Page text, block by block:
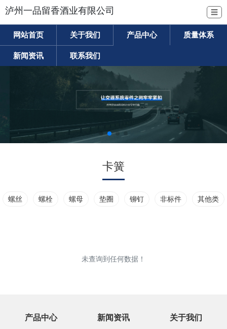
泸州一品留香酒业有限公司 ☰
网站首页 关于我们 产品中心 质量体系
新闻资讯 联系我们
卡簧
螺丝 螺栓 螺母 垫圈 铆钉 非标件 其他类
未查询到任何数据！
产品中心 新闻资讯 关于我们